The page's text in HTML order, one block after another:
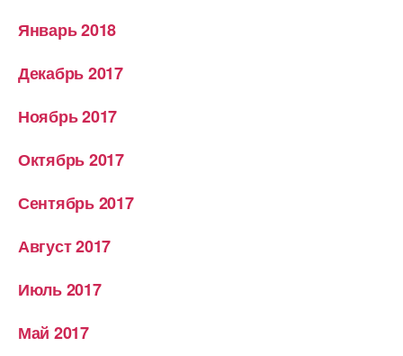
Январь 2018
Декабрь 2017
Ноябрь 2017
Октябрь 2017
Сентябрь 2017
Август 2017
Июль 2017
Май 2017